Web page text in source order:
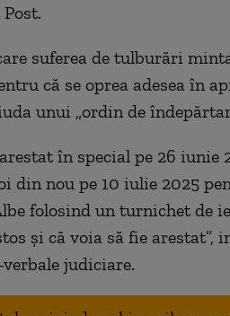
suferea de tulburări
că se oprea adesea în
unui „ordin de
în special pe 26
din nou pe 10 iulie 2025
folosind un turnichet de
şi că voia să fie arestat”,
verbale judiciare.